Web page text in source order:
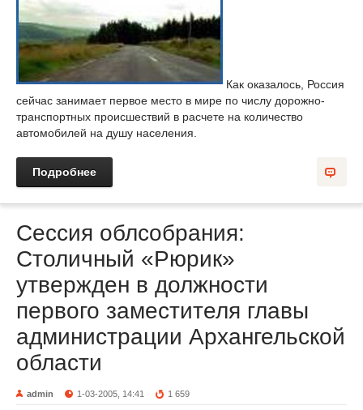
Как оказалось, Россия
сейчас занимает первое место в мире по числу дорожно-
транспортных происшествий в расчете на количество
автомобилей на душу населения.
Подробнее
Сессия облсобрания:
Столичный «Рюрик»
утвержден в должности
первого заместителя главы
администрации Архангельской
области
admin 1-03-2005, 14:41 1 659